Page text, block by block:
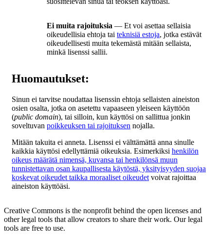
Ei muita rajoituksia — Et voi asettaa sellaisia
oikeudellisia ehtoja tai teknisiä estoja, jotka estävät
oikeudellisesti muita tekemästä mitään sellaista,
minkä lisenssi sallii.
Huomautukset:
Sinun ei tarvitse noudattaa lisenssin ehtoja sellaisten aineiston
osien osalta, jotka on asetettu vapaaseen yleiseen käyttöön
(public domain), tai silloin, kun käyttösi on sallittua jonkin
soveltuvan poikkeuksen tai rajoituksen nojalla.
Mitään takuita ei anneta. Lisenssi ei välttämättä anna sinulle
kaikkia käyttösi edellyttämiä oikeuksia. Esimerkiksi henkilön
oikeus määrätä nimensä, kuvansa tai henkilönsä muun
tunnistettavan osan kaupallisesta käytöstä, yksityisyyden suojaa
koskevat oikeudet taikka moraaliset oikeudet voivat rajoittaa
aineiston käyttöäsi.
Creative Commons is the nonprofit behind the open licenses and
other legal tools that allow creators to share their work. Our legal
tools are free to use.